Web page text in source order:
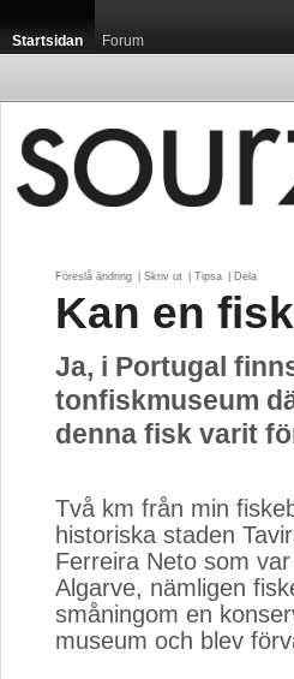
Startsidan Forum
Föreslå ändring Skriv ut Tipsa Dela
Kan en
Ja, i Portugal
tonfiskmuseum
denna fisk varit
Två km från min
historiska staden
Ferreira Neto som
Algarve, nämligen
småningom en
museum och blev